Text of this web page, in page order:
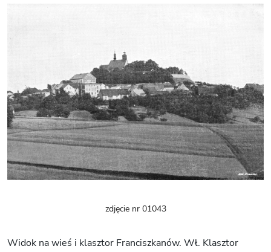
zdjęcie nr 01043
Widok na wieś i klasztor Franciszkanów. Wł. Klasztor